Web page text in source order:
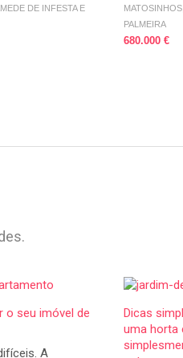
DE INFESTA E
PALMEIRA
680.000 €
o seu imóvel de
A
Dicas
uma horta